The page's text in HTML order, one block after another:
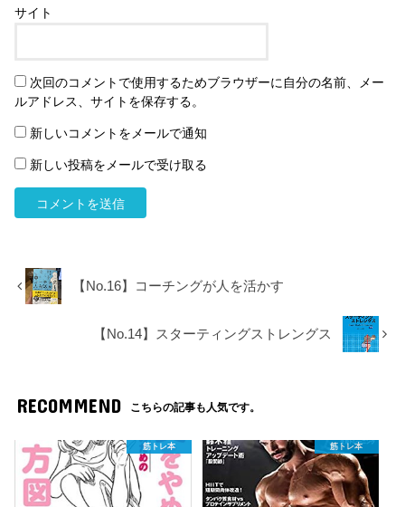
サイト
次回のコメントで使用するためブラウザーに自分の名前、メー
ルアドレス、サイトを保存する。
新しいコメントをメールで通知
新しい投稿をメールで受け取る
【No.16】コーチングが人を活かす
【No.14】スターティングストレングス
RECOMMEND こちらの記事も人気です。
筋トレ本 筋トレ本